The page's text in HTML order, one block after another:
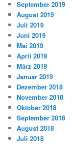
September 2019
August 2019
Juli 2019
Juni 2019
Mai 2019
April 2019
März 2019
Januar 2019
Dezember 2018
November 2018
Oktober 2018
September 2018
August 2018
Juli 2018